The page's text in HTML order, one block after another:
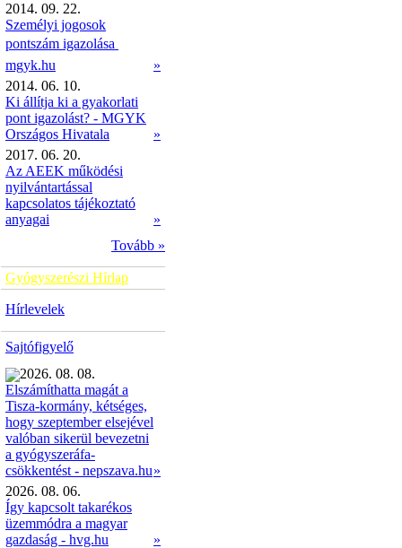
2014. 09. 22.
Személyi jogosok
pontszám igazolása 
mgyk.hu
»
2014. 06. 10.
Ki állítja ki a gyakorlati
pont igazolást? - MGYK
Országos Hivatala
»
2017. 06. 20.
Az AEEK működési
nyilvántartással
kapcsolatos tájékoztató
anyagai
»
Tovább »
Gyógyszerészi Hírlap
Hírlevelek
Sajtófigyelő
2026. 08. 08.
Elszámíthatta magát a
Tisza-kormány, kétséges,
hogy szeptember elsejével
valóban sikerül bevezetni
a gyógyszeráfa-
csökkentést - nepszava.hu»
2026. 08. 06.
Így kapcsolt takarékos
üzemmódra a magyar
gazdaság - hvg.hu
»